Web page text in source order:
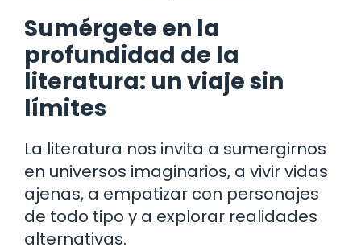
Sumérgete en la
profundidad de la
literatura: un viaje sin
límites
La literatura nos invita a sumergirnos
en universos imaginarios, a vivir vidas
ajenas, a empatizar con personajes
de todo tipo y a explorar realidades
alternativas.